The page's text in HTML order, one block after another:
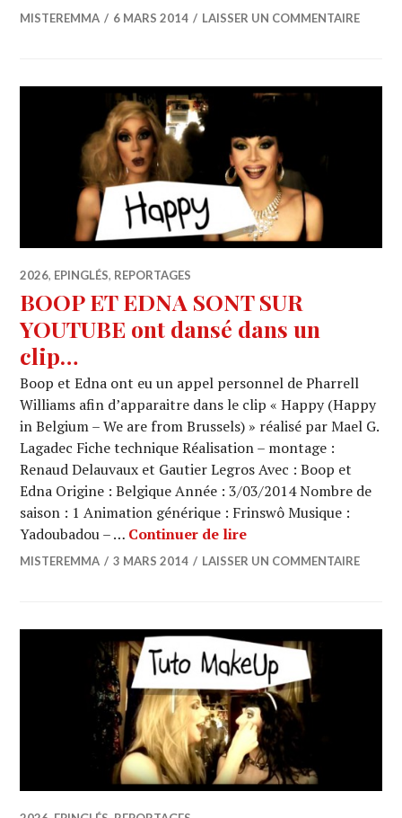
MISTEREMMA 6 MARS 2014 LAISSER UN COMMENTAIRE
2026, EPINGLÉS, REPORTAGES
BOOP ET EDNA SONT SUR
YOUTUBE ont dansé dans un
clip…
Boop et Edna ont eu un appel personnel de Pharrell
Williams afin d’apparaitre dans le clip « Happy (Happy
in Belgium – We are from Brussels) » réalisé par Mael G.
Lagadec Fiche technique Réalisation – montage :
Renaud Delauvaux et Gautier Legros Avec : Boop et
Edna Origine : Belgique Année : 3/03/2014 Nombre de
saison : 1 Animation générique : Frinswô Musique :
Yadoubadou – … Continuer de lireBOOP ET EDNA
MISTEREMMA 3 MARS 2014 LAISSER UN COMMENTAIRE